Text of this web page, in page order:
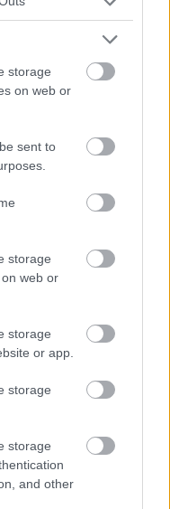
storage
on web or
sent to
storage
web or
storage
or app.
storage
storage
and other
von der
STÖRUNGEN
am besten
3 min.